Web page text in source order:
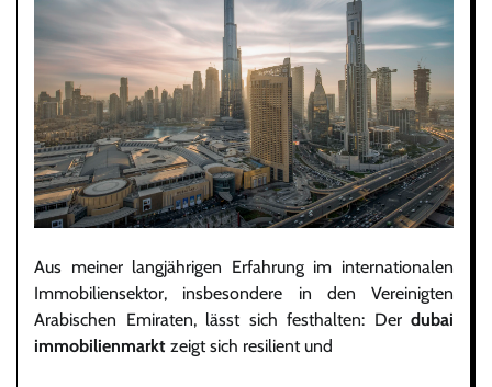
Aus meiner langjährigen Erfahrung im internationalen
Immobiliensektor, insbesondere in den Vereinigten
Arabischen Emiraten, lässt sich festhalten: Der dubai
immobilienmarkt zeigt sich resilient und